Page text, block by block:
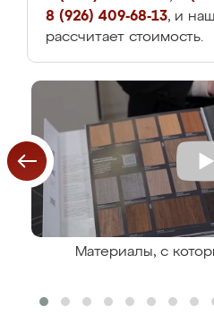
8 (926) 409-68-13, и
рассчитает стоимость.
Материалы, с